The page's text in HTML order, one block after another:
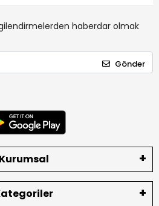
haberdar olmak
Gönder
Kurumsal